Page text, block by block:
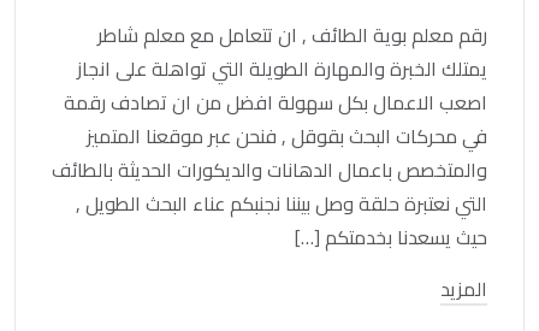
رقم معلم بوية الطائف , ان تتعامل مع معلم شاطر
يمتلك الخبرة والمهارة الطويلة التي تواهلة على انجاز
اصعب الاعمال بكل سهولة افضل من ان تصادف رقمة
في محركات البحث بقوقل , فنحن عبر موقعنا المتميز
والمتخصص باعمال الدهانات والديكورات الحديثة بالطائف
التي نعتبرة حلقة وصل بيننا نجنبكم عناء البحث الطويل ,
حيث يسعدنا بخدمتكم […]
المزيد